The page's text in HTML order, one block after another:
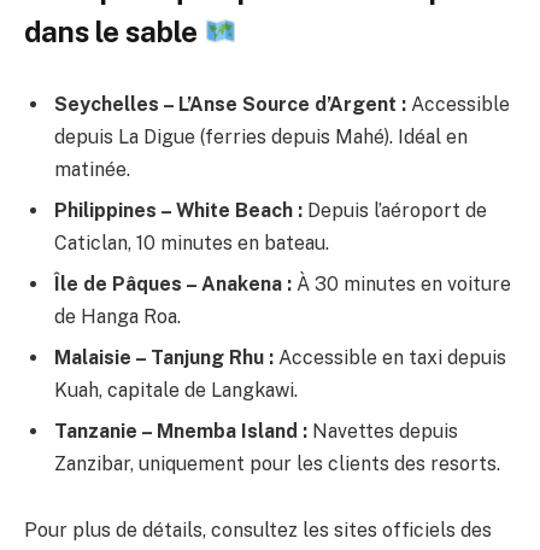
dans le sable
Seychelles – L’Anse Source d’Argent : Accessible
depuis La Digue (ferries depuis Mahé). Idéal en
matinée.
Philippines – White Beach : Depuis l’aéroport de
Caticlan, 10 minutes en bateau.
Île de Pâques – Anakena : À 30 minutes en voiture
de Hanga Roa.
Malaisie – Tanjung Rhu : Accessible en taxi depuis
Kuah, capitale de Langkawi.
Tanzanie – Mnemba Island : Navettes depuis
Zanzibar, uniquement pour les clients des resorts.
Pour plus de détails, consultez les sites officiels des